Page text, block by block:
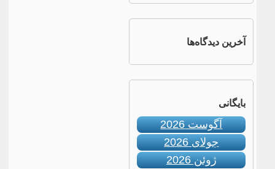
آخرین دیدگاه‌ها
بایگانی
آگوست 2026
جولای 2026
ژوئن 2026